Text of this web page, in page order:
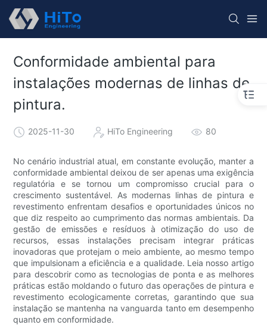
Conformidade ambiental para
instalações modernas de linhas de
pintura.
2025-11-30 HiTo Engineering 80
No cenário industrial atual, em constante evolução, manter a
conformidade ambiental deixou de ser apenas uma exigência
regulatória e se tornou um compromisso crucial para o
crescimento sustentável. As modernas linhas de pintura e
revestimento enfrentam desafios e oportunidades únicos no
que diz respeito ao cumprimento das normas ambientais. Da
gestão de emissões e resíduos à otimização do uso de
recursos, essas instalações precisam integrar práticas
inovadoras que protejam o meio ambiente, ao mesmo tempo
que impulsionam a eficiência e a qualidade. Leia nosso artigo
para descobrir como as tecnologias de ponta e as melhores
práticas estão moldando o futuro das operações de pintura e
revestimento ecologicamente corretas, garantindo que sua
instalação se mantenha na vanguarda tanto em desempenho
quanto em conformidade.